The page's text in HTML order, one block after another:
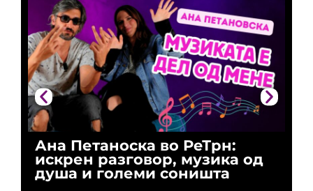
Ана Петаноска во РеТрн:
искрен разговор, музика од
душа и големи соништа